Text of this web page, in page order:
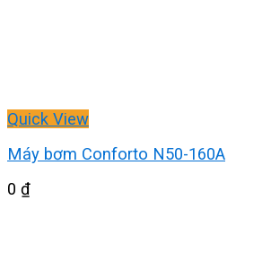
Quick View
Máy bơm Conforto N50-160A
0 ₫